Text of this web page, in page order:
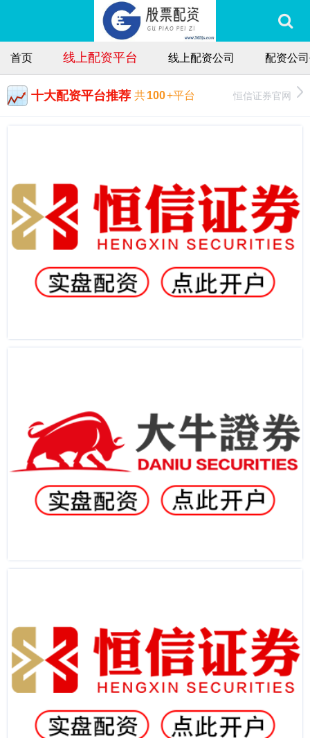
首页 线上配资平台 线上配资公司 配资公
十大配资平台推荐 共100+平台 恒信证券官网